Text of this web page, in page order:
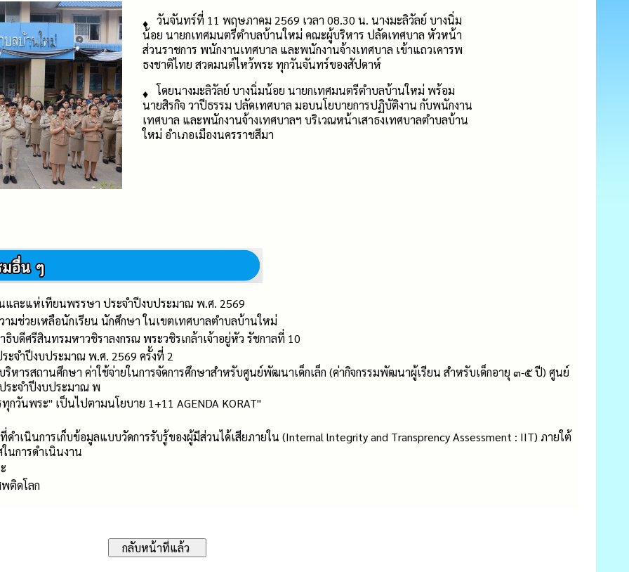
วันจันทร์ที่ 11 พฤษภาคม 2569 เวลา 08.30 น. นางมะลิวัลย์ บางนิ่ม
น้อย นายกเทศมนตรีตำบลบ้านใหม่ คณะผู้บริหาร ปลัดเทศบาล หัวหน้า
ส่วนราชการ พนักงานเทศบาล และพนักงานจ้างเทศบาล เข้าแถวเคารพ
ธงชาติไทย สวดมนต์ไหว้พระ ทุกวันจันทร์ของสัปดาห์
โดยนางมะลิวัลย์ บางนิ่มน้อย นายกเทศมนตรีตำบลบ้านใหม่ พร้อม
นายสิรกิจ วาปีธรรม ปลัดเทศบาล มอบนโยบายการปฏิบัติงาน กับพนักงาน
เทศบาล และพนักงานจ้างเทศบาลฯ บริเวณหน้าเสาธงเทศบาลตำบลบ้าน
ใหม่ อำเภอเมืองนครราชสีมา
และแห่เทียนพรรษา ประจำปีงบประมาณ พ.ศ. 2569
ามช่วยเหลือนักเรียน นักศึกษา ในเขตเทศบาลตำบลบ้านใหม่
บดีศรีสินทรมหาวชิราลงกรณ พระวชิรเกล้าเจ้าอยู่หัว รัชกาลที่ 10
ระจำปีงบประมาณ พ.ศ. 2569 ครั้งที่ 2
ริหารสถานศึกษา ค่าใช้จ่ายในการจัดการศึกษาสำหรับศูนย์พัฒนาเด็กเล็ก (ค่ากิจกรรมพัฒนาผู้เรียน สำหรับเด็กอายุ ๓-๕ ปี) ศูนย์
ระจำปีงบประมาณ พ
กวันพระ" เป็นไปตามนโยบาย 1+11 AGENDA KORAT"
เนินการเก็บข้อมูลแบบวัดการรับรู้ของผู้มีส่วนได้เสียภายใน (Internal lntegrity and Transprency Assessment : IIT) ภายใต้
นการดำเนินงาน
ติดโลก